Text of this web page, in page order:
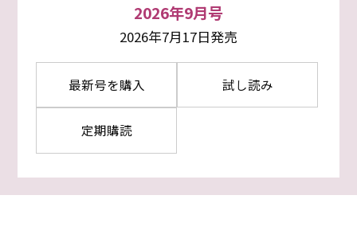
2026年9月号
2026年7月17日発売
最新号を購入 試し読み
定期購読